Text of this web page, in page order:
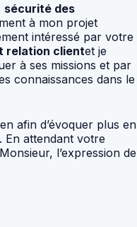
sécurité des
à mon projet
intéressé par votre
relation clientet je
à ses missions et par
connaissances dans le
afin d’évoquer plus en
En attendant votre
l’expression de